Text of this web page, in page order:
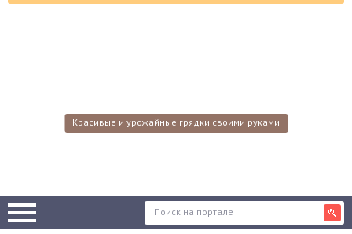
Красивые и урожайные грядки своими руками